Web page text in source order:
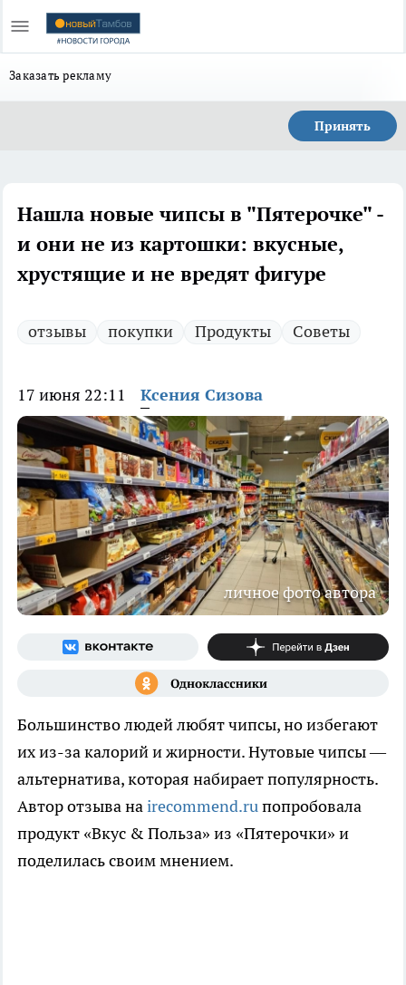
Заказать рекламу
Принять
Нашла новые чипсы в "Пятерочке" -
и они не из картошки: вкусные,
хрустящие и не вредят фигуре
отзывы покупки Продукты Советы
17 июня 22:11 Ксения Сизова
личное фото автора
Большинство людей любят чипсы, но избегают
их из-за калорий и жирности. Нутовые чипсы —
альтернатива, которая набирает популярность.
Автор отзыва наirecommend.ruпопробовала
продукт «Вкус & Польза» из «Пятерочки» и
поделилась своим мнением.